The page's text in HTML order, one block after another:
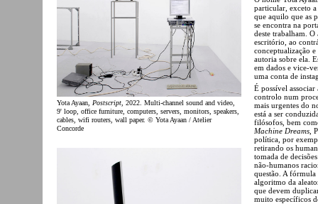
Yota Ayaan, Postscript , 2022. Multi-channel sound and video,
9' loop, office furniture, computers, servers, monitors, speakers,
cables, wifi routers, wall paper. © Yota Ayaan / Atelier
Concorde
particular, exceto
que aquilo que as
se encontra na
deste trabalham.
escritório, ao
conceptualização
autoria sobre ela.
em dados e vice-
uma conta de
É possível associar
controlo num
mais urgentes do
está a ser
filósofos, bem
Machine Dreams ,
política, por
retirando os
tomada de
não-humanos
questão. A fórmula
algoritmo da
que devem
muito específicos